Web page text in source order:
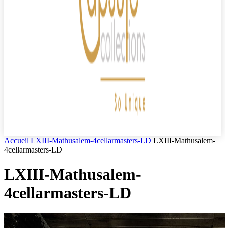
Accueil LXIII-Mathusalem-4cellarmasters-LD LXIII-Mathusalem-
4cellarmasters-LD
LXIII-Mathusalem-
4cellarmasters-LD